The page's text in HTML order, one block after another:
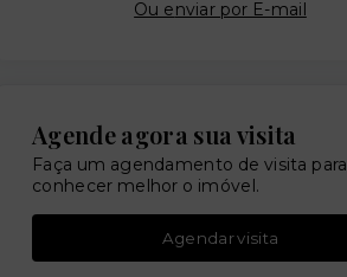
Ou enviar por E-mail
Agende agora sua visita
Faça um agendamento de visita para
conhecer melhor o imóvel.
Agendar visita